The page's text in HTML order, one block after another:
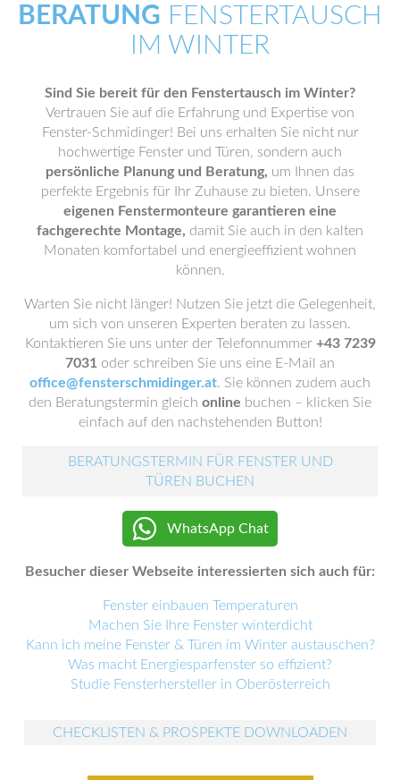
BERATUNG FENSTERTAUSCH
IM WINTER
Sind Sie bereit für den Fenstertausch im Winter?
Vertrauen Sie auf die Erfahrung und Expertise von
Fenster-Schmidinger! Bei uns erhalten Sie nicht nur
hochwertige Fenster und Türen, sondern auch
persönliche Planung und Beratung, um Ihnen das
perfekte Ergebnis für Ihr Zuhause zu bieten. Unsere
eigenen Fenstermonteure garantieren eine
fachgerechte Montage, damit Sie auch in den kalten
Monaten komfortabel und energieeffizient wohnen
können.
Warten Sie nicht länger! Nutzen Sie jetzt die Gelegenheit,
um sich von unseren Experten beraten zu lassen.
Kontaktieren Sie uns unter der Telefonnummer +43 7239
7031 oder schreiben Sie uns eine E-Mail an
office@fensterschmidinger.at. Sie können zudem auch
den Beratungstermin gleich online buchen – klicken Sie
einfach auf den nachstehenden Button!
BERATUNGSTERMIN FÜR FENSTER UND
TÜREN BUCHEN
WhatsApp Chat
Besucher dieser Webseite interessierten sich auch für:
Fenster einbauen Temperaturen
Machen Sie Ihre Fenster winterdicht
Kann ich meine Fenster & Türen im Winter austauschen?
Was macht Energiesparfenster so effizient?
Studie Fensterhersteller in Oberösterreich
CHECKLISTEN & PROSPEKTE DOWNLOADEN